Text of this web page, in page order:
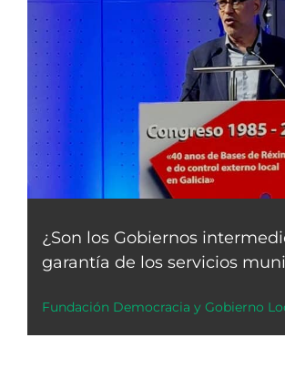
¿Son los Gobiernos
garantía de los servicios
Fundación Democracia y Gobierno